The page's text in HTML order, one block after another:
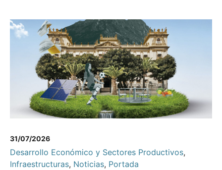
31/07/2026
Desarrollo Económico y Sectores Productivos,
Infraestructuras, Noticias, Portada